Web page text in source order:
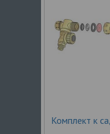
Комплект к